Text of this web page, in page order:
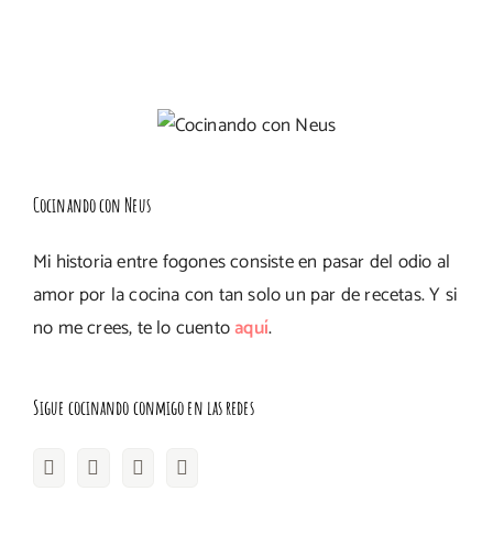
Cocinando con Neus
Mi historia entre fogones consiste en pasar del odio al
amor por la cocina con tan solo un par de recetas. Y si
no me crees, te lo cuentoaquí.
Sigue cocinando conmigo en las redes